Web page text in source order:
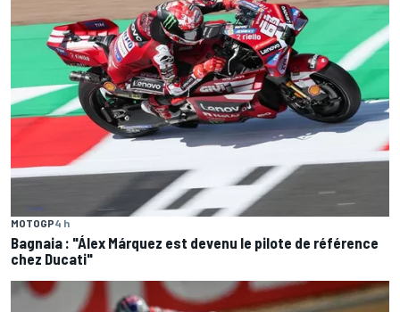
MOTOGP4 h
Bagnaia : "Álex Márquez est devenu le pilote de référence
chez Ducati"